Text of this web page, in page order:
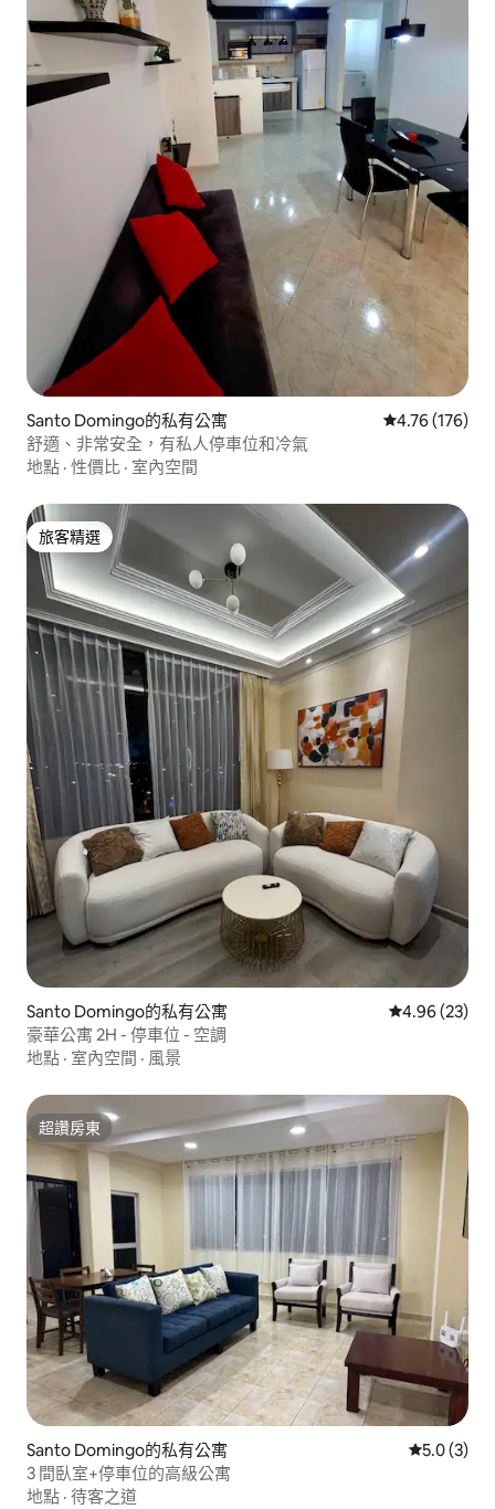
Santo Domingo的私有公寓 從 176 則評價
4.76 (176)
舒適、非常安全，有私人停車位和冷氣
地點 · 性價比 · 室內空間
旅客精選
旅客精選
Santo Domingo的私有公寓 從 23 則評價
4.96 (23)
豪華公寓 2H - 停車位 - 空調
地點 · 室內空間 · 風景
超讚房東
超讚房東
Santo Domingo的私有公寓 從 3 則評
5.0 (3)
3 間臥室+停車位的高級公寓
地點 · 待客之道